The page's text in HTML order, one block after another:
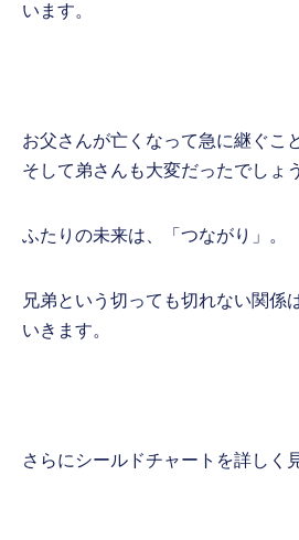
います。
お父さんが亡くなって急に継ぐこ
そして弟さんも大変だったでしょう
ふたりの未来は、「つながり」。
兄弟という切っても切れない関係
いきます。
さらにシールドチャートを詳しく